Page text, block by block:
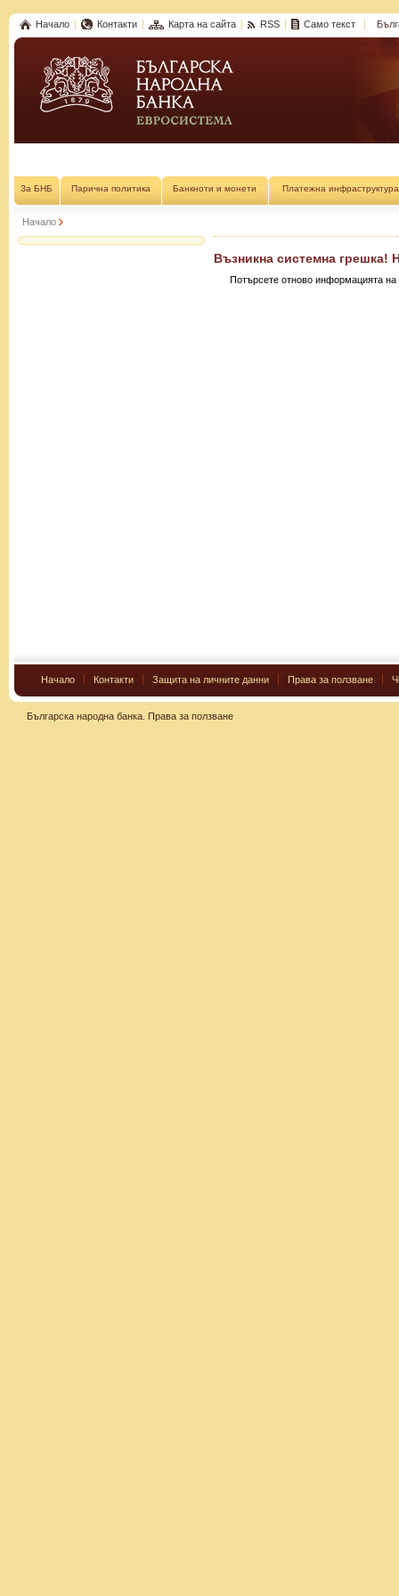
Начало Контакти Карта на сайта RSS Само текст
За БНБ Парична политика Банкноти и монети Платежна инфраструктура
Начало
Възникна системна грешка!
Потърсете отново информацията на
Начало Контакти Защита на личните данни Права за ползване
Българска народна банка. Права за ползване